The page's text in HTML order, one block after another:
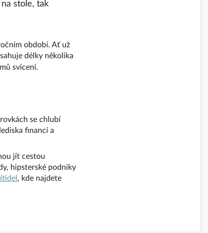
stole, tak
období. Ať už
délky několika
svícení.
se chlubí
financí a
jít cestou
hipsterské podniky
, kde najdete